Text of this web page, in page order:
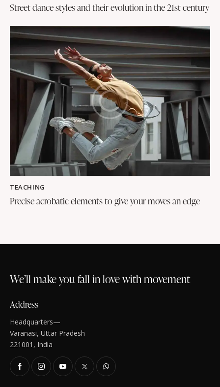
Street dance styles and their evolution in the 21st century
TEACHING
Precise acrobatic elements to give your moves an edge
We’ll make you fall in love with movement
Address
Headquarters—
Varanasi, Uttar Pradesh
221001, India